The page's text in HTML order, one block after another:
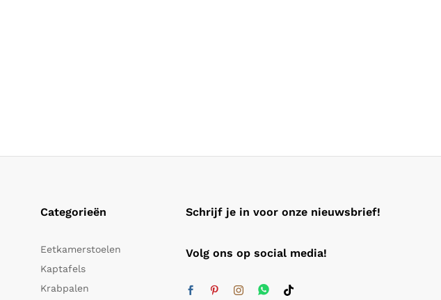
Categorieën
Eetkamerstoelen
Kaptafels
Krabpalen
Schrijf je in voor onze nieuwsbrief!
Volg ons op social media!